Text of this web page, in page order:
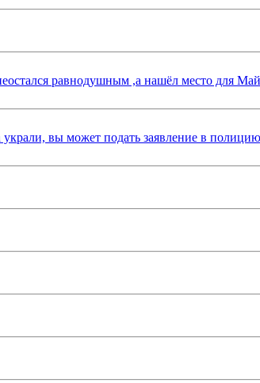
равнодушным ,а нашёл место для
вы может подать заявление в